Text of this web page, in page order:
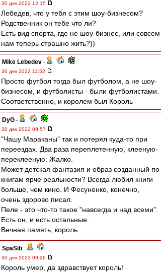
30 дек 2022 12:15
Лебедев, что у тебя с этим шоу-бизнесом?
Родственник он тебе что ли?
Есть вид спорта, где не шоу-бизнес, или совсем
нам теперь страшно жить?))
Mike Lebedev -
30 дек 2022 11:52
Просто футбол тогда был футболом, а не шоу-
бизнесом, и футболисты - были футболистами.
Соответственно, и королем был Король
DyG -
30 дек 2022 09:57
"Чашу Мараканы" так и потерял куда-то при
переездах. Два раза переплетенную, клееную-
переклееную. Жалко.
Может детская фантазия и образ созданный по
книгам ярче реальности? Всегда любил книги
больше, чем кино. И Фесуненко, конечно,
очень здорово писал.
Пеле - это что-то такое "навсегда и над всеми".
Есть он, и есть остальные.
Вечная память, король.
SpaSib -
30 дек 2022 09:26
Король умер, да здравствует король!